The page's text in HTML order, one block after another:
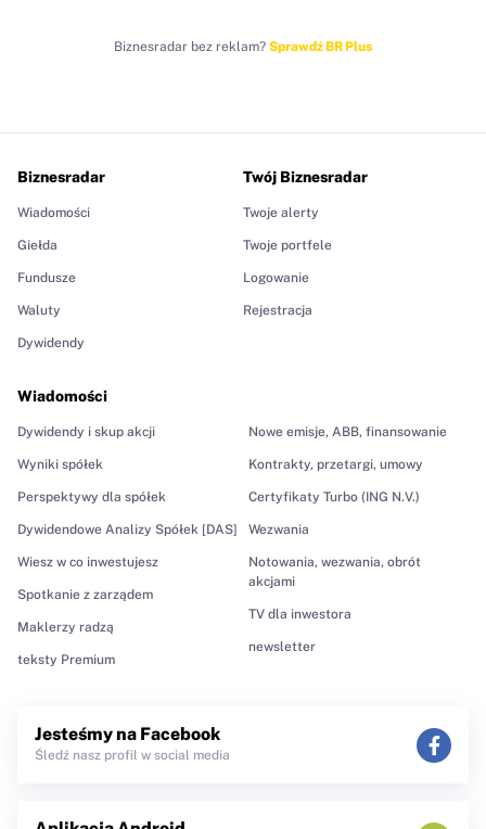
Biznesradar bez reklam? Sprawdź BR Plus
Biznesradar
Wiadomości
Giełda
Fundusze
Waluty
Dywidendy
Wiadomości
Dywidendy i skup akcji
Wyniki spółek
Perspektywy dla spółek
Dywidendowe Analizy Spółek [DAS]
Wiesz w co inwestujesz
Spotkanie z zarządem
Maklerzy radzą
teksty Premium
Nowe emisje, ABB, finansowanie
Kontrakty, przetargi, umowy
Certyfikaty Turbo (ING N.V.)
Wezwania
Notowania, wezwania, obrót
akcjami
TV dla inwestora
newsletter
Twój Biznesradar
Twoje alerty
Twoje portfele
Logowanie
Rejestracja
Jesteśmy na Facebook
Śledź nasz profil w social media